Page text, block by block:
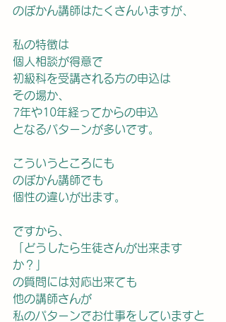
のぼかん講師はたくさんいますが、
私の特徴は
個人相談が得意で
初級科を受講される方の申込は
その場か、
7年や10年経ってからの申込
となるパターンが多いです。
こういうところにも
のぼかん講師でも
個性の違いが出ます。
ですから、
「どうしたら生徒さんが出来ます
か？」
の質問には対応出来ても
他の講師さんが
私のパターンでお仕事をしていますと